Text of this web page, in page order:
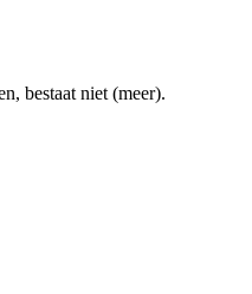
bestaat niet (meer).